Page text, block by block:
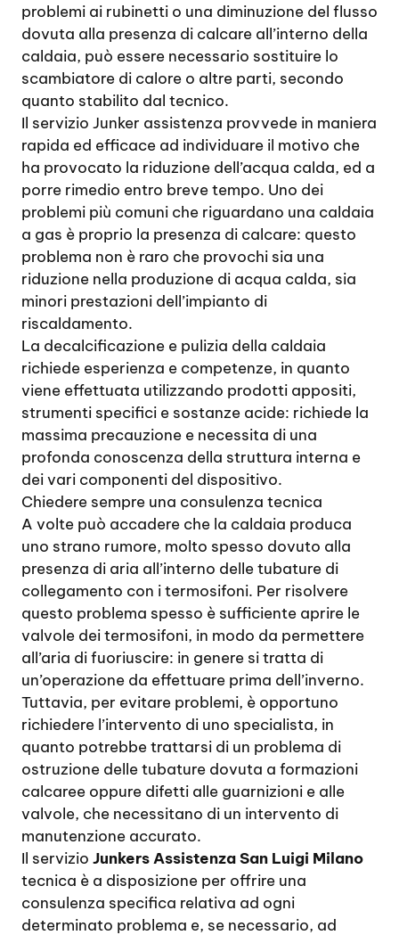
problemi ai rubinetti o una diminuzione del flusso
dovuta alla presenza di calcare all’interno della
caldaia, può essere necessario sostituire lo
scambiatore di calore o altre parti, secondo
quanto stabilito dal tecnico.
Il servizio Junker assistenza provvede in maniera
rapida ed efficace ad individuare il motivo che
ha provocato la riduzione dell’acqua calda, ed a
porre rimedio entro breve tempo. Uno dei
problemi più comuni che riguardano una caldaia
a gas è proprio la presenza di calcare: questo
problema non è raro che provochi sia una
riduzione nella produzione di acqua calda, sia
minori prestazioni dell’impianto di
riscaldamento.
La decalcificazione e pulizia della caldaia
richiede esperienza e competenze, in quanto
viene effettuata utilizzando prodotti appositi,
strumenti specifici e sostanze acide: richiede la
massima precauzione e necessita di una
profonda conoscenza della struttura interna e
dei vari componenti del dispositivo.
Chiedere sempre una consulenza tecnica
A volte può accadere che la caldaia produca
uno strano rumore, molto spesso dovuto alla
presenza di aria all’interno delle tubature di
collegamento con i termosifoni. Per risolvere
questo problema spesso è sufficiente aprire le
valvole dei termosifoni, in modo da permettere
all’aria di fuoriuscire: in genere si tratta di
un’operazione da effettuare prima dell’inverno.
Tuttavia, per evitare problemi, è opportuno
richiedere l’intervento di uno specialista, in
quanto potrebbe trattarsi di un problema di
ostruzione delle tubature dovuta a formazioni
calcaree oppure difetti alle guarnizioni e alle
valvole, che necessitano di un intervento di
manutenzione accurato.
Il servizio Junkers Assistenza San Luigi Milano
tecnica è a disposizione per offrire una
consulenza specifica relativa ad ogni
determinato problema e, se necessario, ad